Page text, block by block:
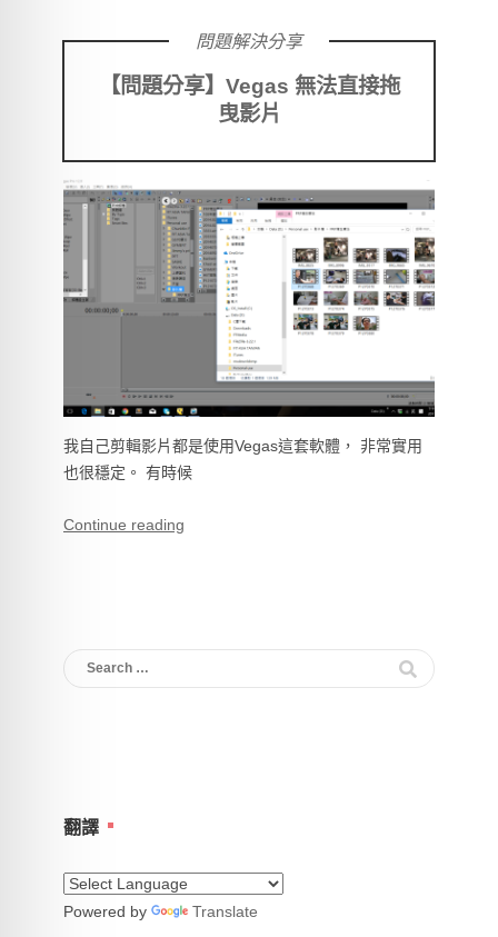
【問題分享】Vegas 無法直接拖
曳影片
問題解決分享
我自己剪輯影片都是使用Vegas這套軟體， 非常實用
也很穩定。 有時候
Continue reading
Search
for:
翻譯
Powered by Translate